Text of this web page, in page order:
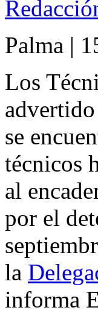
Palma |
Los
se
técnicos
al
por el
la
informa